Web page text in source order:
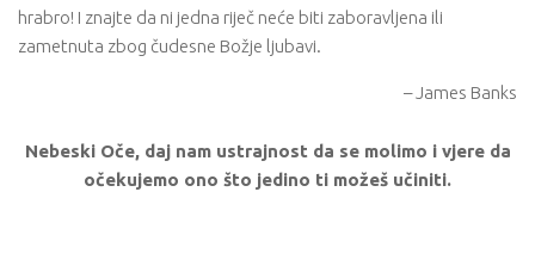
hrabro! I znajte da ni jedna riječ neće biti zaboravljena ili
zametnuta zbog čudesne Božje ljubavi.
– James Banks
Nebeski Oče, daj nam ustrajnost da se molimo i vjere da
očekujemo ono što jedino ti možeš učiniti.